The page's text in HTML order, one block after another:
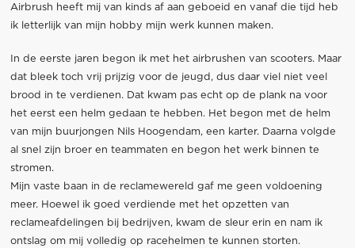
Airbrush heeft mij van kinds af aan geboeid en vanaf die tijd heb
ik letterlijk van mijn hobby mijn werk kunnen maken.
In de eerste jaren begon ik met het airbrushen van scooters. Maar
dat bleek toch vrij prijzig voor de jeugd, dus daar viel niet veel
brood in te verdienen. Dat kwam pas echt op de plank na voor
het eerst een helm gedaan te hebben. Het begon met de helm
van mijn buurjongen Nils Hoogendam, een karter. Daarna volgde
al snel zijn broer en teammaten en begon het werk binnen te
stromen.
Mijn vaste baan in de reclamewereld gaf me geen voldoening
meer. Hoewel ik goed verdiende met het opzetten van
reclameafdelingen bij bedrijven, kwam de sleur erin en nam ik
ontslag om mij volledig op racehelmen te kunnen storten.